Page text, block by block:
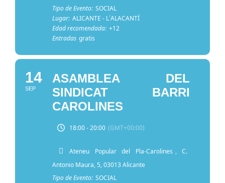
Tipo de Evento: SOCIAL
Lugar: ALICANTE - L´ALACANTÍ
Edad recomendada: +12
Entradas gratis
14
SEP
ASAMBLEA DEL
SINDICAT BARRI
CAROLINES
18:00 - 20:00 (GMT+00:00)
Ateneu Popular del Pla-Carolines , C.
Antonio Maura, 5, 03013 Alicante
Tipo de Evento: SOCIAL